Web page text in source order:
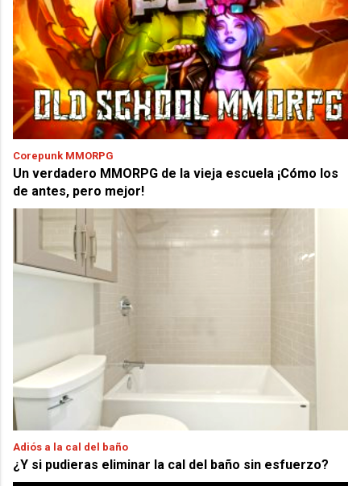
Corepunk MMORPG
Un verdadero MMORPG de la vieja escuela ¡Cómo los
de antes, pero mejor!
Adiós a la cal del baño
¿Y si pudieras eliminar la cal del baño sin esfuerzo?